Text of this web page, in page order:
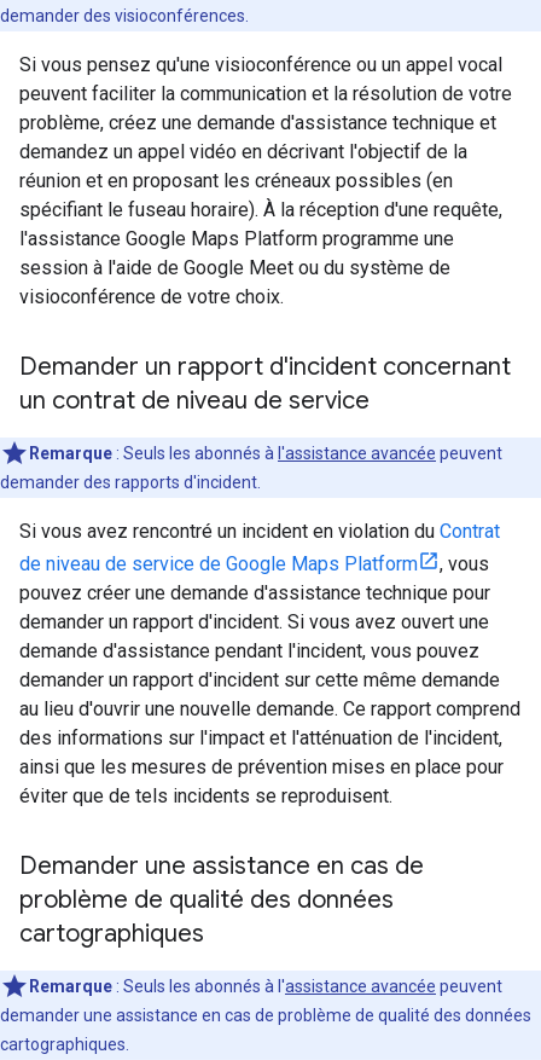
demander des visioconférences.
Si vous pensez qu'une visioconférence ou un appel vocal
peuvent faciliter la communication et la résolution de votre
problème, créez une demande d'assistance technique et
demandez un appel vidéo en décrivant l'objectif de la
réunion et en proposant les créneaux possibles (en
spécifiant le fuseau horaire). À la réception d'une requête,
l'assistance Google Maps Platform programme une
session à l'aide de Google Meet ou du système de
visioconférence de votre choix.
Demander un rapport d'incident concernant
un contrat de niveau de service
Remarque : Seuls les abonnés à l'assistance avancée peuvent
demander des rapports d'incident.
Si vous avez rencontré un incident en violation du Contrat
de niveau de service de Google Maps Platform
, vous
pouvez créer une demande d'assistance technique pour
demander un rapport d'incident. Si vous avez ouvert une
demande d'assistance pendant l'incident, vous pouvez
demander un rapport d'incident sur cette même demande
au lieu d'ouvrir une nouvelle demande. Ce rapport comprend
des informations sur l'impact et l'atténuation de l'incident,
ainsi que les mesures de prévention mises en place pour
éviter que de tels incidents se reproduisent.
Demander une assistance en cas de
problème de qualité des données
cartographiques
Remarque : Seuls les abonnés à l'assistance avancée peuvent
demander une assistance en cas de problème de qualité des données
cartographiques.